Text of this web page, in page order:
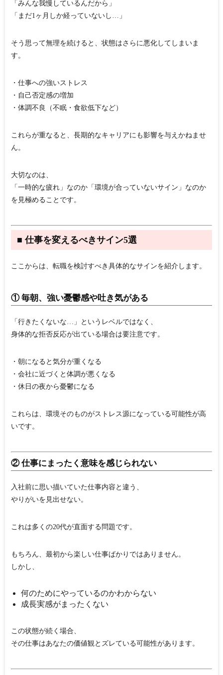
「みんな我慢しているんだから」
「まだ1ヶ月しか経っていないし…」
そう思って無理を続けると、状態はさらに悪化してしまいま
す。
・仕事への強いストレス
・自己否定感の増加
・体調不良（不眠・食欲低下など）
これらが重なると、長期的なキャリアにも影響を与えかねませ
ん。
大切なのは、
「一時的な疲れ」なのか「環境が合っていないサイン」なのか
を見極めること です。
■ 仕事を変えるべきサイン5選
ここからは、転職を検討すべき具体的なサインを紹介します。
① 毎朝、強い憂鬱感や吐き気がある
「行きたくないな…」というレベルではなく、
身体的な拒否反応が出ている場合は要注意です。
・朝になると気分が重くなる
・会社に近づくと体調が悪くなる
・休日の夜から憂鬱になる
これらは、環境そのものがストレス源になっている可能性が高
いです。
② 仕事にまったく意味を感じられない
入社前に思い描いていた仕事内容と違う、
やりがいを見出せない。
これは多くの20代が直面する問題です。
もちろん、最初から楽しい仕事ばかりではありません。
しかし、
何のためにやっているのかわからない
成長実感がまったくない
この状態が続く場合、
その仕事はあなたの価値観とズレている可能性があります。